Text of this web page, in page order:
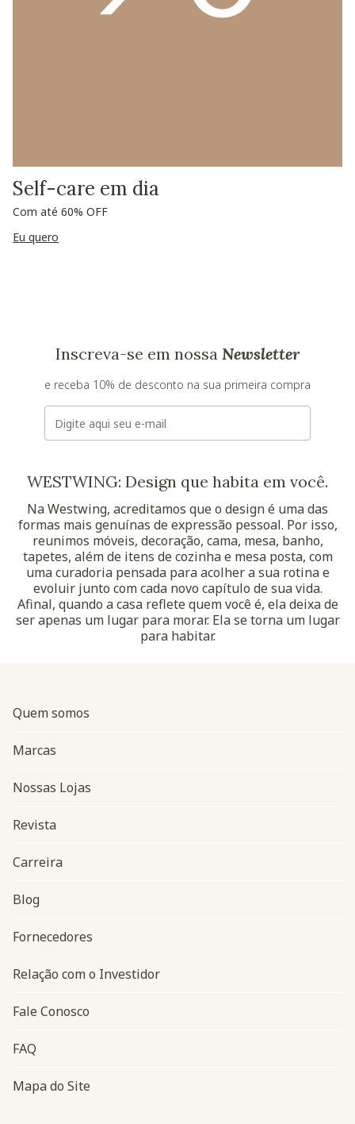
Self-care em dia
Com até 60% OFF
Eu quero
Inscreva-se em nossa Newsletter
e receba 10% de desconto na sua primeira compra
E-mail
WESTWING: Design que habita em você.
Na Westwing, acreditamos que o design é uma das
formas mais genuínas de expressão pessoal. Por isso,
reunimos móveis, decoração, cama, mesa, banho,
tapetes, além de itens de cozinha e mesa posta, com
uma curadoria pensada para acolher a sua rotina e
evoluir junto com cada novo capítulo de sua vida.
Afinal, quando a casa reflete quem você é, ela deixa de
ser apenas um lugar para morar. Ela se torna um lugar
para habitar.
Navegação do rodapé
Quem somos
Marcas
Nossas Lojas
Revista
Carreira
Blog
Fornecedores
Relação com o Investidor
Fale Conosco
FAQ
Mapa do Site